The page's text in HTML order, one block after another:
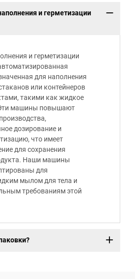
и герметизации
и герметизации
для наполнения
или контейнеров
такими как жидкое
машины повышают
дозирование и
что имеет
для сохранения
Наши машины
для
мылом для тела и
требованиям этой